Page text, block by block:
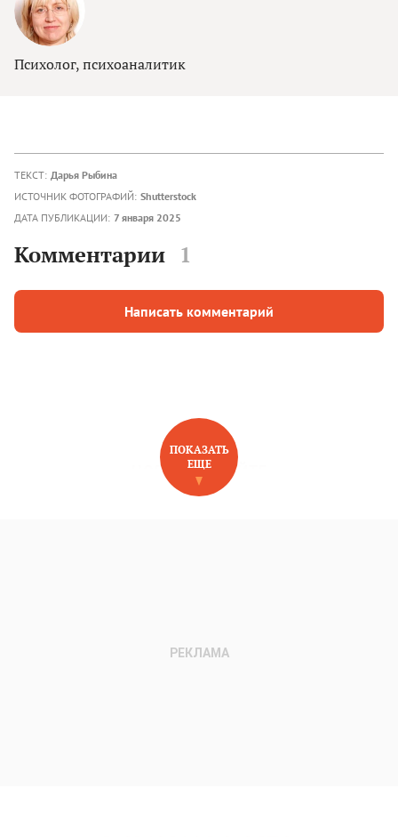
Психолог, психоаналитик
ТЕКСТ: Дарья Рыбина
ИСТОЧНИК ФОТОГРАФИЙ: Shutterstock
ДАТА ПУБЛИКАЦИИ: 7 января 2025
Комментарии 1
Написать комментарий
НОВОЕ НА САЙТЕ
ПОКАЗАТЬ
ЕЩЕ